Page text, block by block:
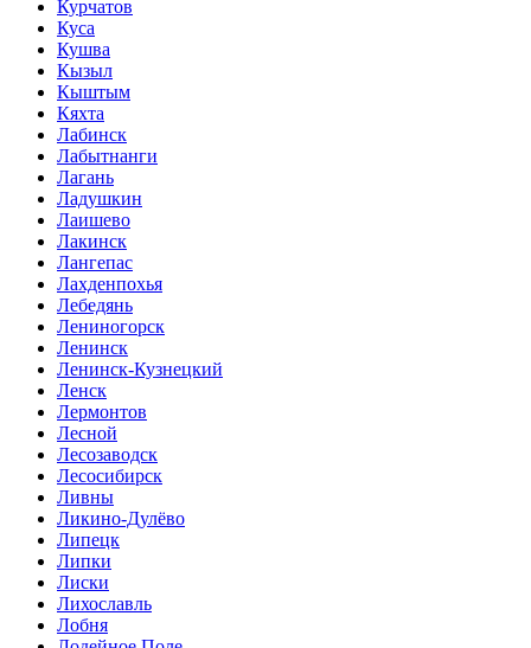
Курчатов
Куса
Кушва
Кызыл
Кыштым
Кяхта
Лабинск
Лабытнанги
Лагань
Ладушкин
Лаишево
Лакинск
Лангепас
Лахденпохья
Лебедянь
Лениногорск
Ленинск
Ленинск-Кузнецкий
Ленск
Лермонтов
Лесной
Лесозаводск
Лесосибирск
Ливны
Ликино-Дулёво
Липецк
Липки
Лиски
Лихославль
Лобня